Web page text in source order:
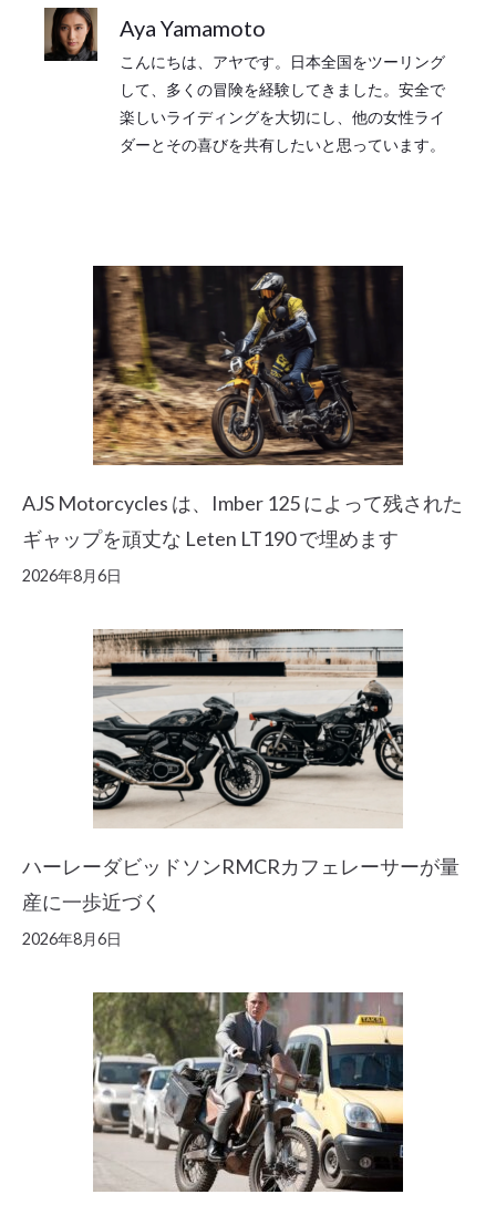
Aya Yamamoto
こんにちは、アヤです。日本全国をツーリング
して、多くの冒険を経験してきました。安全で
楽しいライディングを大切にし、他の女性ライ
ダーとその喜びを共有したいと思っています。
AJS Motorcycles は、Imber 125 によって残された
ギャップを頑丈な Leten LT190 で埋めます
2026年8月6日
ハーレーダビッドソンRMCRカフェレーサーが量
産に一歩近づく
2026年8月6日